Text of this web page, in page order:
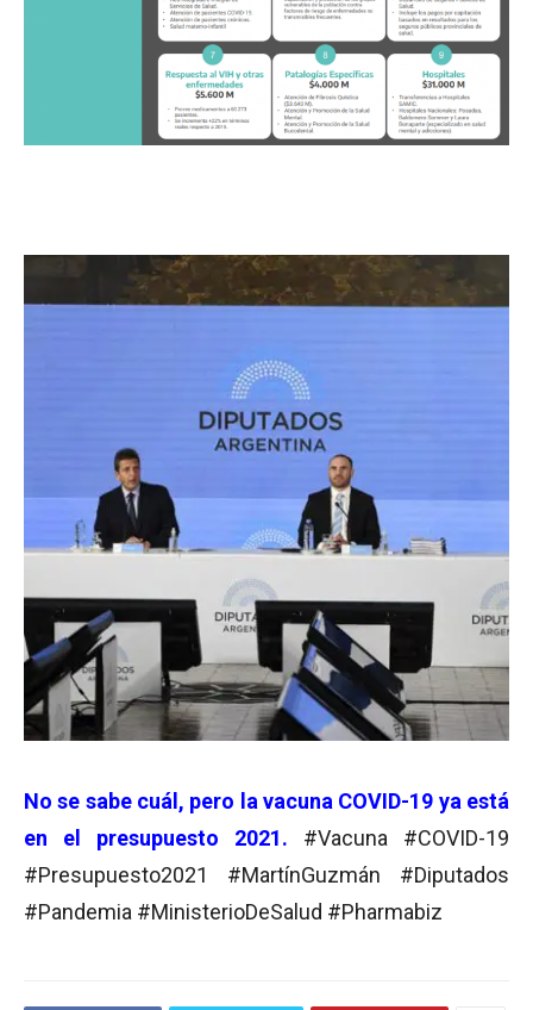
No se sabe cuál, pero la vacuna COVID-19 ya está
en el presupuesto 2021.
#Vacuna #COVID-19
#Presupuesto2021 #MartínGuzmán #Diputados
#Pandemia #MinisterioDeSalud #Pharmabiz